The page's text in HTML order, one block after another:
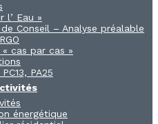
l’ Eau »
Conseil – Analyse préalable
cas par cas »
PC13, PA25
énergétique